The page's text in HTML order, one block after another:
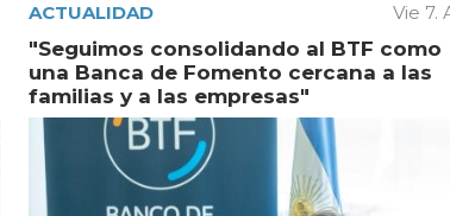
ACTUALIDAD Vie 7.
"Seguimos consolidando al BTF como
una Banca de Fomento cercana a las
familias y a las empresas"